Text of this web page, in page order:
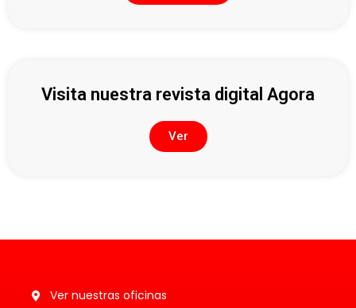
Visita nuestra revista digital Agora
Ver
Ver nuestras oficinas